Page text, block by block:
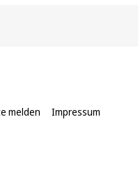
melden Impressum